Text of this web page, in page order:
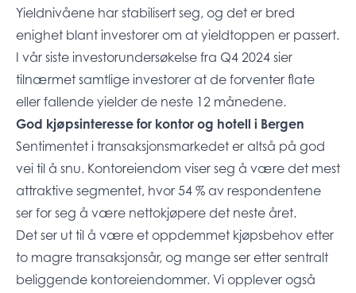
Yieldnivåene har stabilisert seg, og det er bred
enighet blant investorer om at yieldtoppen er passert.
I vår siste investorundersøkelse fra Q4 2024 sier
tilnærmet samtlige investorer at de forventer flate
eller fallende yielder de neste 12 månedene.
God kjøpsinteresse for kontor og hotell i Bergen
Sentimentet i transaksjonsmarkedet er altså på god
vei til å snu. Kontoreiendom viser seg å være det mest
attraktive segmentet, hvor 54 % av respondentene
ser for seg å være nettokjøpere det neste året.
Det ser ut til å være et oppdemmet kjøpsbehov etter
to magre transaksjonsår, og mange ser etter sentralt
beliggende kontoreiendommer. Vi opplever også